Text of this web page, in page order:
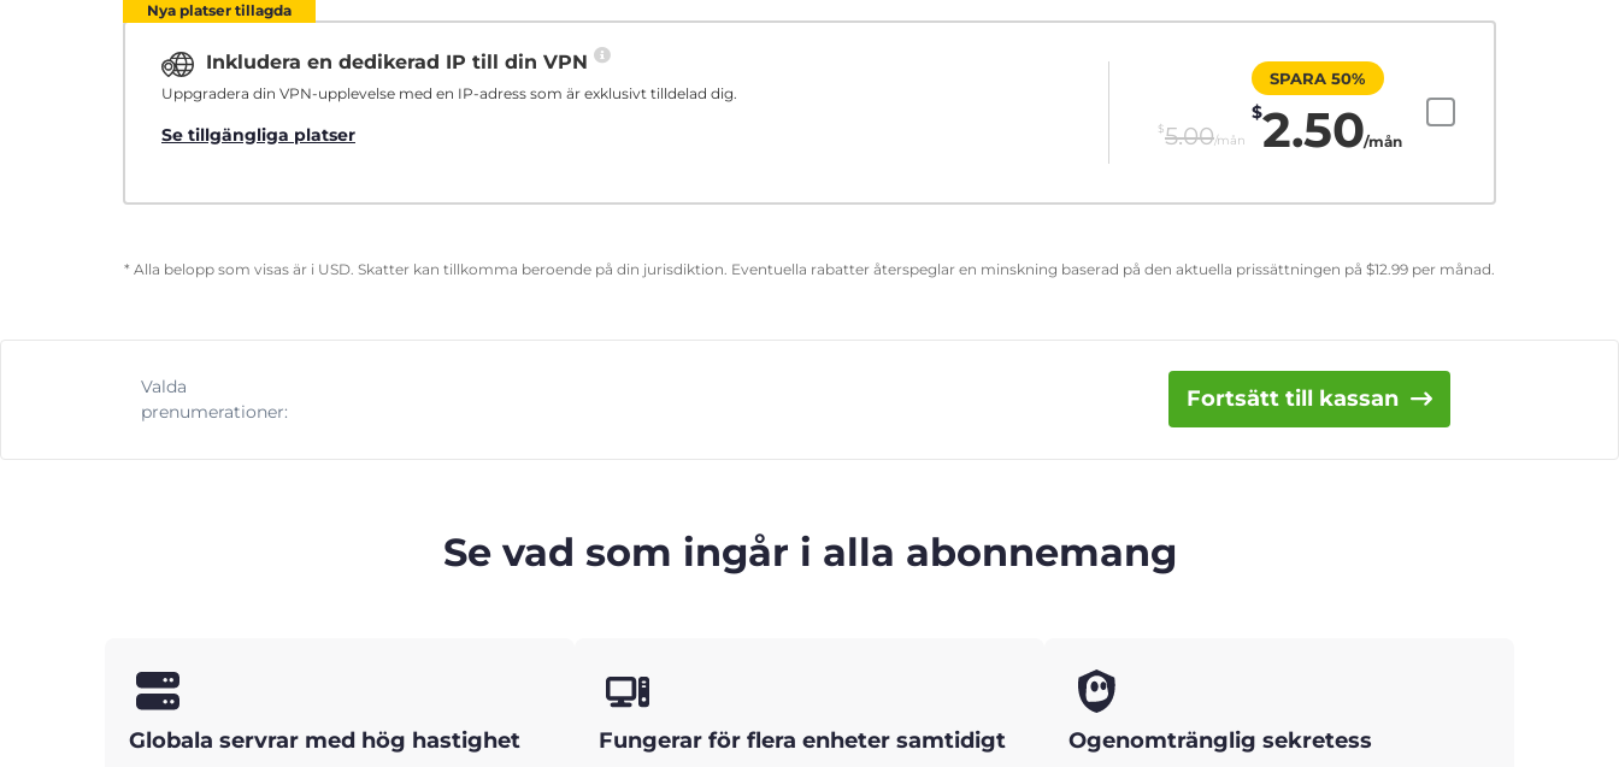
Nya platser tillagda
Inkludera en dedikerad IP till din VPN
Uppgradera din VPN-upplevelse med en IP-adress som är exklusivt tilldelad dig.
Se tillgängliga platser $5.00/mån
SPARA 50%
$2.50/mån
* Alla belopp som visas är i USD. Skatter kan tillkomma beroende på din jurisdiktion. Eventuella rabatter återspeglar en minskning baserad på den aktuella prissättningen på $12.99 per månad.
Valda
prenumerationer:
Fortsätt till kassan
Se vad som ingår i alla abonnemang
Globala servrar med hög hastighet Fungerar för flera enheter samtidigt Ogenomtränglig sekretess